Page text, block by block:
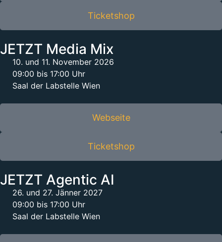
Ticketshop
JETZT Media Mix
10. und 11. November 2026
09:00 bis 17:00 Uhr
Saal der Labstelle Wien
Webseite
Ticketshop
JETZT Agentic AI
26. und 27. Jänner 2027
09:00 bis 17:00 Uhr
Saal der Labstelle Wien